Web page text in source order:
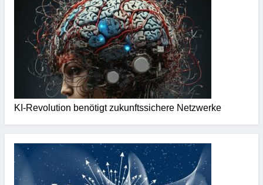
KI-Revolution benötigt zukunftssichere Netzwerke